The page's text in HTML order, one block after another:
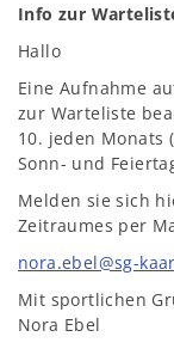
Info zur
Hallo
Eine Aufnahme
zur Warteliste
10. jeden Monats
Sonn- und
Melden sie sich
Zeitraumes per
nora.ebel@sg-
Mit sportlichen
Nora Ebel